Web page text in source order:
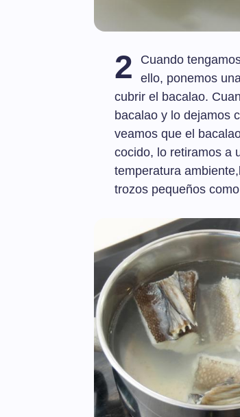
2
Cuando
ello, ponemos
cubrir el bacalao.
bacalao y lo dejamos
veamos que el
cocido, lo retiramos a
temperatura
trozos pequeños